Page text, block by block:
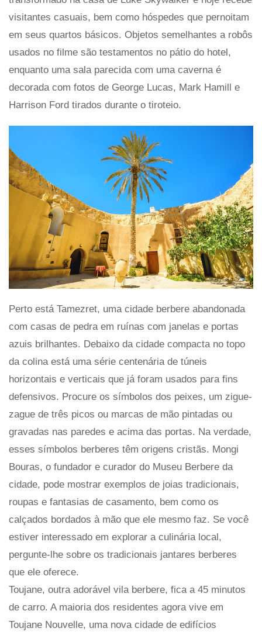
visitantes casuais, bem como hóspedes que pernoitam
em seus quartos básicos. Objetos semelhantes a robôs
usados ​​no filme são testamentos no pátio do hotel,
enquanto uma sala parecida com uma caverna é
decorada com fotos de George Lucas, Mark Hamill e
Harrison Ford tirados durante o tiroteio.
Perto está Tamezret, uma cidade berbere abandonada
com casas de pedra em ruínas com janelas e portas
azuis brilhantes. Debaixo da cidade compacta no topo
da colina está uma série centenária de túneis
horizontais e verticais que já foram usados ​​para fins
defensivos. Procure os símbolos dos peixes, um zigue-
zague de três picos ou marcas de mão pintadas ou
gravadas nas paredes e acima das portas. Na verdade,
esses símbolos berberes têm origens cristãs. Mongi
Bouras, o fundador e curador do Museu Berbere da
cidade, pode mostrar exemplos de joias tradicionais,
roupas e fantasias de casamento, bem como os
calçados bordados à mão que ele mesmo faz. Se você
estiver interessado em explorar a culinária local,
pergunte-lhe sobre os tradicionais jantares berberes
que ele oferece.
Toujane, outra adorável vila berbere, fica a 45 minutos
de carro. A maioria dos residentes agora vive em
Toujane Nouvelle, uma nova cidade de edifícios